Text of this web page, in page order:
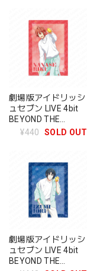
劇場版アイドリッシ
ュセブン LIVE 4bit
BEYOND THE
PERiOD クリアファ
¥440 SOLD OUT
劇場版アイドリッシ
ュセブン LIVE 4bit
BEYOND THE